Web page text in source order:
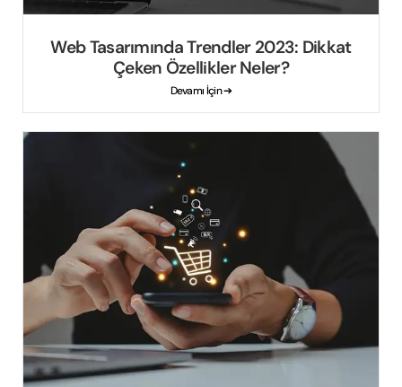
Web Tasarımında Trendler 2023: Dikkat
Çeken Özellikler Neler?
Devamı İçin ➔